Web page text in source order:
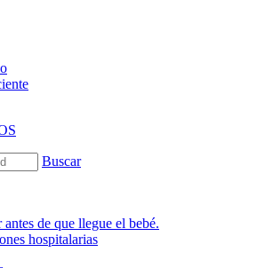
Buscar
antes de que llegue el bebé.
hospitalarias